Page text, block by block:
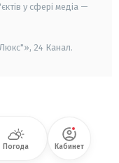
у сфері медіа —
24 Канал.
Погода Кабинет